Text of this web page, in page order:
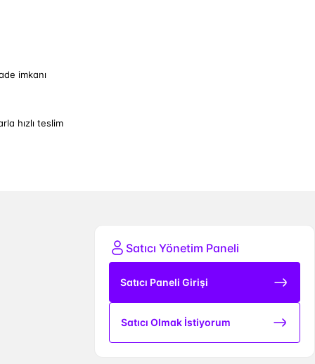
imkanı
hızlı teslim
Satıcı Yönetim Paneli
Satıcı Paneli Girişi
Satıcı Olmak İstiyorum